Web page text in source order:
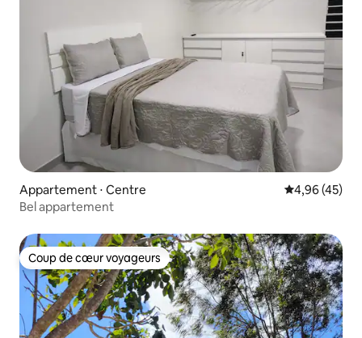
Appartement ⋅ Centre Évaluation
4,96 (45)
Bel appartement
Coup de cœur voyageurs
Coup de cœur voyageurs